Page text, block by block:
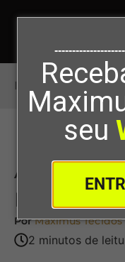
seu
Início>A
A
Musseline
PorMaximus Tecidos